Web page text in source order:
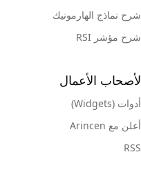
شرح نماذج الهارمونيك
شرح مؤشر RSI
لأصحاب الأعمال
أدوات (Widgets)
أعلن مع Arincen
RSS